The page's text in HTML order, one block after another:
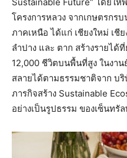
โครงการหลวง จากเกษตรกร
ภาคเหนือ ได้แก่ เชียงใหม่ เชี
ลำปาง และ ตาก สร้างรายได้
12,000 ชีวิตบนพื้นที่สูง ในงา
สลายได้ตามธรรมชาติจาก
ภารกิจสร้าง Sustainable
อย่างเป็นรูปธรรม ของเซ็นทรั